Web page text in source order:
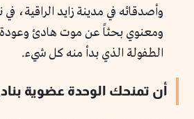
وأصدقائه في مدينة زايد الراقية،
ومعنوي بحثاً عن موت هادئ وعودة
الطفولة الذي بدأ منه كل شيء.
أن تمنحك الوحدة عضوية